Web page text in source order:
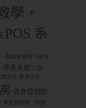
學，
POS 系
，健身房管理，疫情
零售系統
三倍
業者
健身工作
健身房倒閉
健身房問題，健身
您
業